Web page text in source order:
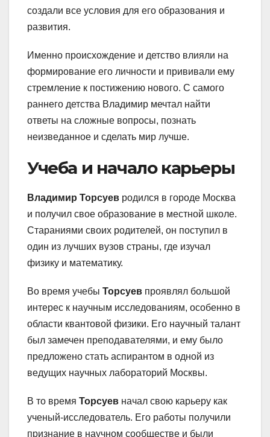
создали все условия для его образования и
развития.
Именно происхождение и детство влияли на
формирование его личности и прививали ему
стремление к постижению нового. С самого
раннего детства Владимир мечтал найти
ответы на сложные вопросы, познать
неизведанное и сделать мир лучше.
Учеба и начало карьеры
Владимир Торсуев родился в городе Москва
и получил свое образование в местной школе.
Стараниями своих родителей, он поступил в
один из лучших вузов страны, где изучал
физику и математику.
Во время учебы Торсуев проявлял большой
интерес к научным исследованиям, особенно в
области квантовой физики. Его научный талант
был замечен преподавателями, и ему было
предложено стать аспирантом в одной из
ведущих научных лабораторий Москвы.
В то время Торсуев начал свою карьеру как
ученый-исследователь. Его работы получили
признание в научном сообществе и были